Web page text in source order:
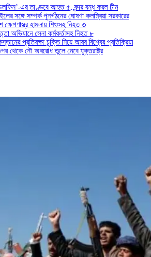
এর তাণ্ডবে আহত ৫, বন্দর বন্ধ করল চীন
সঙ্গে সম্পর্ক পুনর্গঠনের ঘোষণা কলম্বিয়া সরকারের
হামলায় শিশুসহ নিহত ৩
অভিযানে সেনা কর্মকর্তাসহ নিহত ৮
প্রতিরক্ষা চুক্তি নিয়ে আরব বিশ্বের প্রতিক্রিয়া
থেকে নৌ অবরোধ তুলে নেবে যুক্তরাষ্ট্র